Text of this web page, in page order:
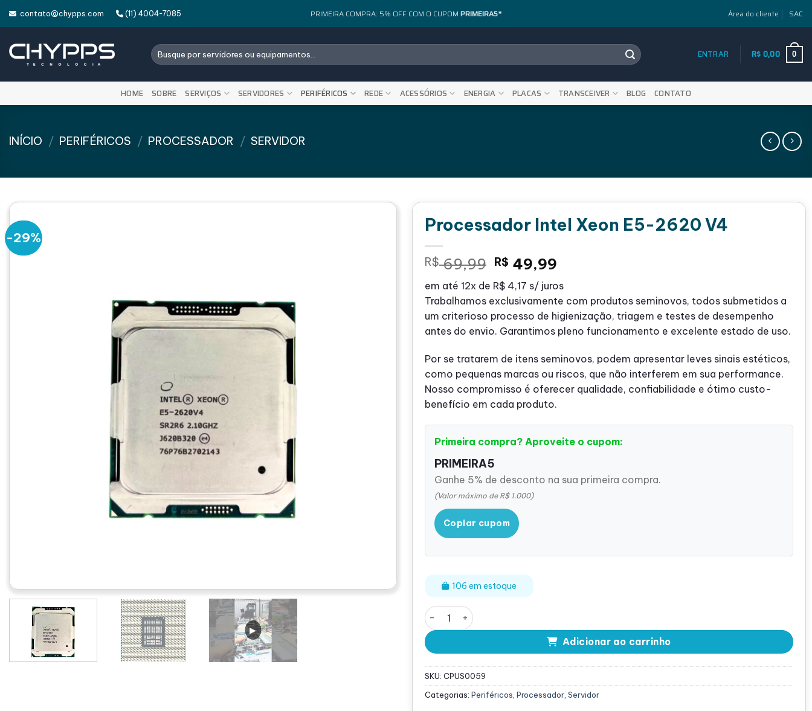
contato@chypps.com (11) 4004-7085 PRIMEIRA COMPRA: 5% OFF COM O CUPOM PRIMEIRA5* Área do cliente SAC
Pesquisar
por:
ENTRAR R$0,00 0
HOME SOBRE SERVIÇOS SERVIDORES PERIFÉRICOS REDE ACESSÓRIOS ENERGIA PLACAS TRANSCEIVER BLOG CONTATO
INÍCIO / PERIFÉRICOS / PROCESSADOR / SERVIDOR
-29%
Processador Intel Xeon E5-2620 V4
R$69,99 O
preço
original
era:
R$ 69,99.
R$ 49,99
atual
é:
R$ 49,99.
em até 12x de R$ 4,17 s/ juros
Trabalhamos exclusivamente com produtos seminovos, todos submetidos a
um criterioso processo de higienização, triagem e testes de desempenho
antes do envio. Garantimos pleno funcionamento e excelente estado de uso.
Por se tratarem de itens seminovos, podem apresentar leves sinais estéticos,
como pequenas marcas ou riscos, que não interferem em sua performance.
Nosso compromisso é oferecer qualidade, confiabilidade e ótimo custo-
benefício em cada produto.
Primeira compra? Aproveite o cupom:
PRIMEIRA5
Ganhe 5% de desconto na sua primeira compra.
(Valor máximo de R$ 1.000)
Copiar cupom
106 em estoque
Processador Intel Xeon E5-2620 V4 quantidade
Adicionar ao carrinho
SKU: CPUS0059
Categorias: Periféricos Processador Servidor